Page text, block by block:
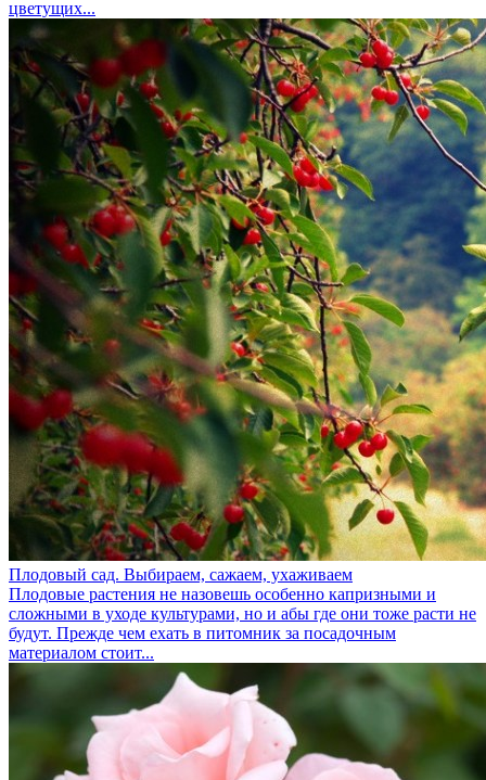
цветущих...
Плодовый сад. Выбираем, сажаем, ухаживаем
Плодовые растения не назовешь особенно капризными и
сложными в уходе культурами, но и абы где они тоже расти не
будут. Прежде чем ехать в питомник за посадочным
материалом стоит...